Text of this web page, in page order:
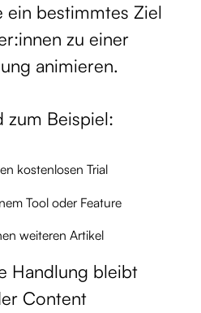
bestimmtes Ziel
zu einer
animieren.
zum Beispiel:
kostenlosen Trial
Tool oder Feature
weiteren Artikel
Handlung bleibt
Content